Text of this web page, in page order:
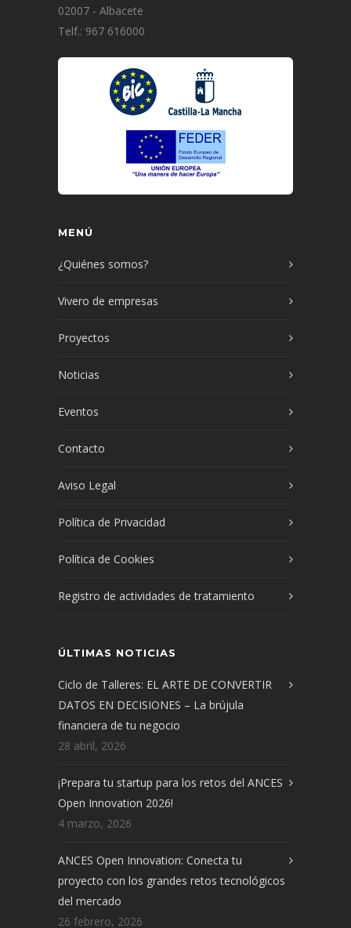
02007 - Albacete
Telf.: 967 616000
MENÚ
¿Quiénes somos?
Vivero de empresas
Proyectos
Noticias
Eventos
Contacto
Aviso Legal
Política de Privacidad
Política de Cookies
Registro de actividades de tratamiento
ÚLTIMAS NOTICIAS
Ciclo de Talleres: EL ARTE DE CONVERTIR
DATOS EN DECISIONES – La brújula
financiera de tu negocio
28 abril, 2026
¡Prepara tu startup para los retos del ANCES
Open Innovation 2026!
4 marzo, 2026
ANCES Open Innovation: Conecta tu
proyecto con los grandes retos tecnológicos
del mercado
26 febrero, 2026